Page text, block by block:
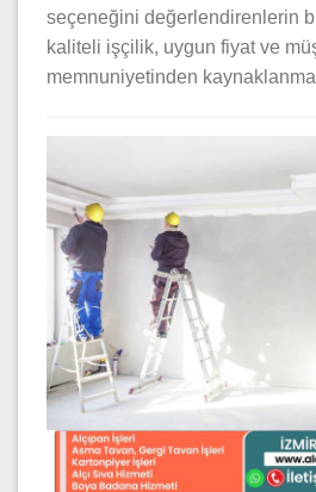
seçeneğini değerlendirenlerin
kaliteli işçilik, uygun fiyat ve
memnuniyetinden